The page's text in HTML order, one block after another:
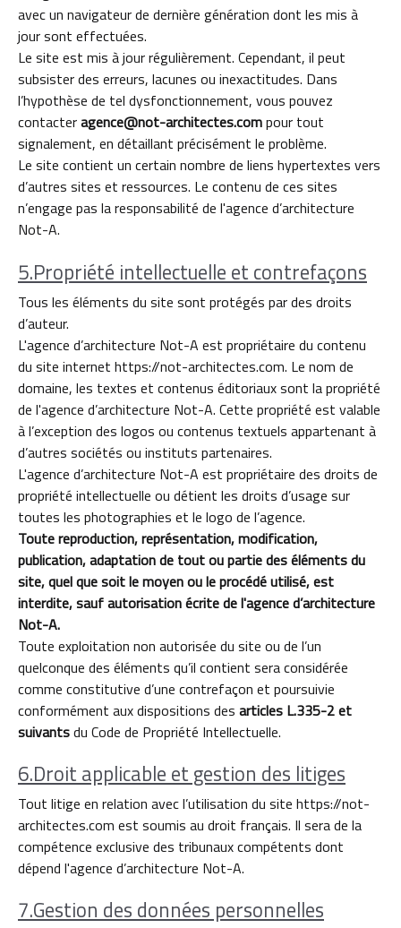
avec un navigateur de dernière génération dont les mis à
jour sont effectuées.
Le site est mis à jour régulièrement. Cependant, il peut
subsister des erreurs, lacunes ou inexactitudes. Dans
l’hypothèse de tel dysfonctionnement, vous pouvez
contacteragence@not-architectes.compour tout
signalement, en détaillant précisément le problème.
Le site contient un certain nombre de liens hypertextes vers
d’autres sites et ressources. Le contenu de ces sites
n’engage pas la responsabilité de l'agence d’architecture
Not-A.
5.Propriété intellectuelle et contrefaçons
Tous les éléments du site sont protégés par des droits
d’auteur.
L'agence d’architecture Not-A est propriétaire du contenu
du site internet https://not-architectes.com. Le nom de
domaine, les textes et contenus éditoriaux sont la propriété
de l'agence d’architecture Not-A. Cette propriété est valable
à l’exception des logos ou contenus textuels appartenant à
d’autres sociétés ou instituts partenaires.
L'agence d’architecture Not-A est propriétaire des droits de
propriété intellectuelle ou détient les droits d’usage sur
toutes les photographies et le logo de l’agence.
Toute reproduction, représentation, modification,
publication, adaptation de tout ou partie des éléments du
site, quel que soit le moyen ou le procédé utilisé, est
interdite, sauf autorisation écrite de l'agence d’architecture
Not-A.
Toute exploitation non autorisée du site ou de l’un
quelconque des éléments qu’il contient sera considérée
comme constitutive d’une contrefaçon et poursuivie
conformément aux dispositions des articles L.335-2 et
suivantsdu Code de Propriété Intellectuelle.
6.Droit applicable et gestion des litiges
Tout litige en relation avec l’utilisation du site https://not-
architectes.com est soumis au droit français. Il sera de la
compétence exclusive des tribunaux compétents dont
dépend l'agence d’architecture Not-A.
7.Gestion des données personnelles